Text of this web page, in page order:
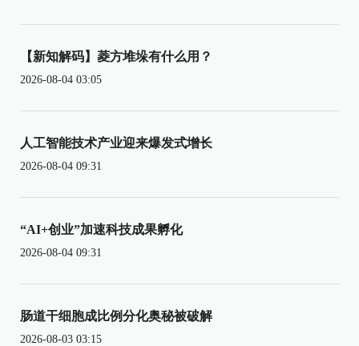
【新知解码】菱方堆垛有什么用？
2026-08-04 03:05
人工智能技术产业迎来爆发式增长
2026-08-04 09:31
“AI+创业”加速科技成果孵化
2026-08-04 09:31
肠道干细胞成比例分化奥秘被破解
2026-08-03 03:15